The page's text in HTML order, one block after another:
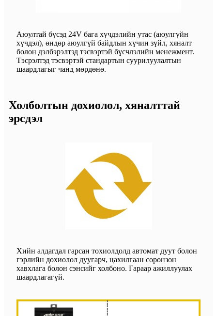
Аюултай бүсэд 24V бага хүчдэлийн утас (аюулгүйн
хүчдэл), өндөр аюулгүй байдлын хүчин зүйл, хяналт
болон дэлбэрэлтэд тэсвэртэй бүсчлэлийн менежмент.
Тэсрэлтэд тэсвэртэй стандартын суурилуулалтын
шаардлагыг чанд мөрдөнө.
Холболтын дохиолол, хяналттай
эрсдэл
Хийн алдагдал гарсан тохиолдолд автомат дуут болон
гэрлийн дохиолол дуугарч, цахилгаан соронзон
хавхлага болон сэнсийг холбоно. Гараар ажиллуулах
шаардлагагүй.